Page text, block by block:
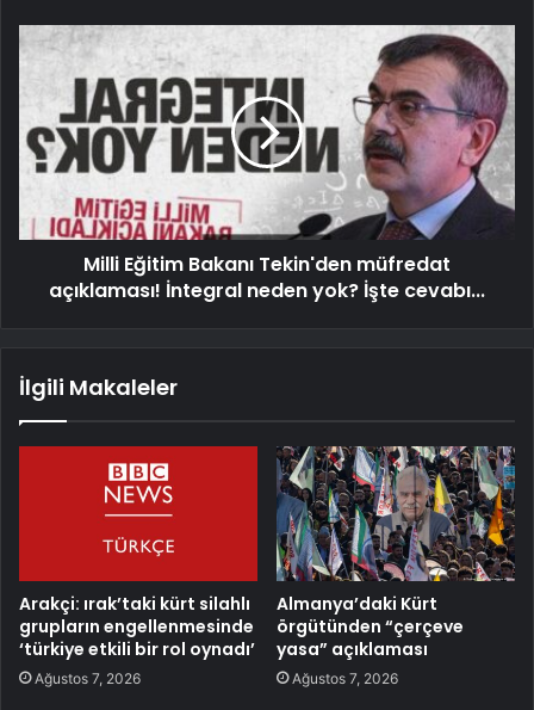
Milli Eğitim Bakanı Tekin'den müfredat
açıklaması! İntegral neden yok? İşte cevabı...
İlgili Makaleler
Arakçi: ırak’taki kürt silahlı
grupların engellenmesinde
‘türkiye etkili bir rol oynadı’
Ağustos 7, 2026
Almanya’daki Kürt
örgütünden “çerçeve
yasa” açıklaması
Ağustos 7, 2026